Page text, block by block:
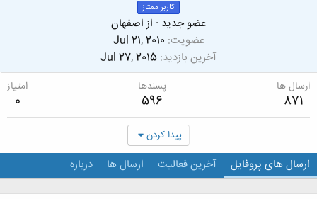
کاربر ممتاز
عضو جدید · از اصفهان
عضویت Jul 21, 2010
آخرین بازدید Jul 27, 2015
ارسال ها
871
پسندها
596
امتیاز
0
پیدا کردن
ارسال های پروفایل آخرین فعالیت ارسال ها درباره